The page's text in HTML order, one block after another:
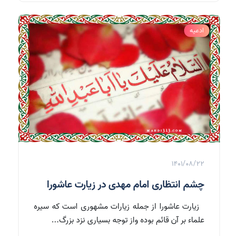
ادعیه
1401/08/22
چشم انتظاری امام مهدی در زیارت عاشورا
زیارت عاشورا از جمله زیارات مشهوری است که سیره
علماء بر آن قائم بوده واز توجه بسیاری نزد بزرگ...